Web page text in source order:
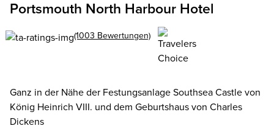
Portsmouth North Harbour Hotel
(1003 Bewertungen)
Ganz in der Nähe der Festungsanlage Southsea Castle von
König Heinrich VIII. und dem Geburtshaus von Charles
Dickens